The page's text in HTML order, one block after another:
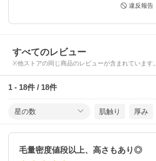
違反報告
すべてのレビュー
※他ストアの同じ商品のレビューが含まれています。
1 - 18件 / 18件
星の数 肌触り 厚み
毛量密度値段以上、高さもあり◎